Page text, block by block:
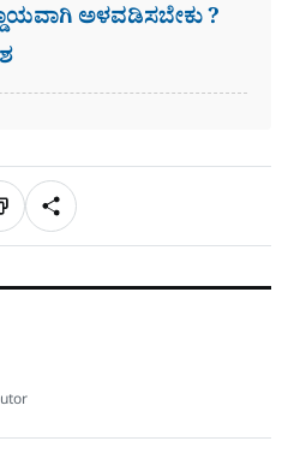
ಅಳವಡಿಸಬೇಕು ?
ಲಿಂ
ಕ್
S
h
a